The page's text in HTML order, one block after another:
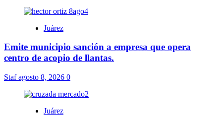
Juárez
Emite municipio sanción a empresa que opera
centro de acopio de llantas.
Stafagosto 8, 2026 0
Juárez